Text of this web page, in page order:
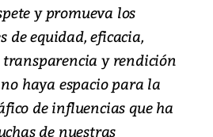
y promueva los
de equidad, eficacia,
y rendición
haya espacio para la
de influencias que ha
de nuestras